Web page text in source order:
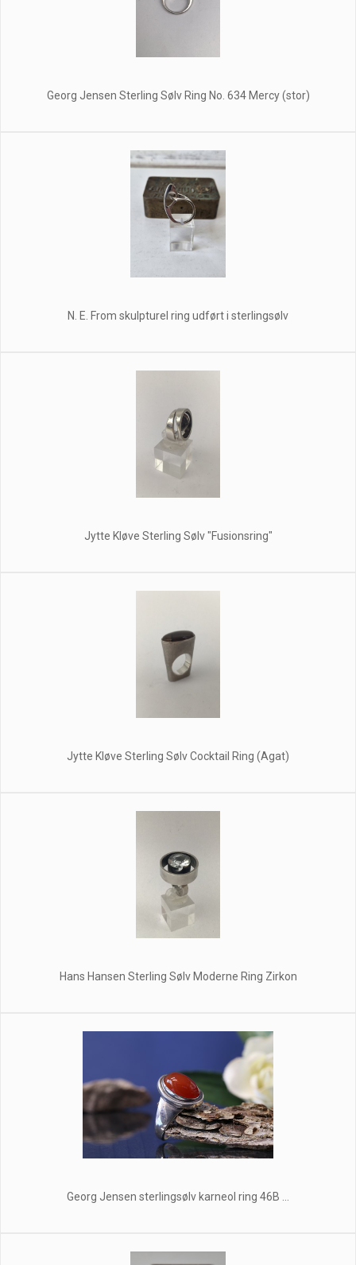
Georg Jensen Sterling Sølv Ring No. 634 Mercy (stor)
N. E. From skulpturel ring udført i sterlingsølv
Jytte Kløve Sterling Sølv "Fusionsring"
Jytte Kløve Sterling Sølv Cocktail Ring (Agat)
Hans Hansen Sterling Sølv Moderne Ring Zirkon
Georg Jensen sterlingsølv karneol ring 46B ...